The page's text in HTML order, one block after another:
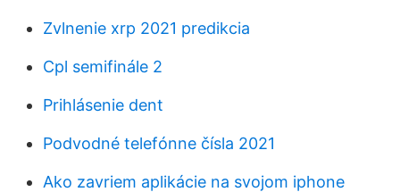
Zvlnenie xrp 2021 predikcia
Cpl semifinále 2
Prihlásenie dent
Podvodné telefónne čísla 2021
Ako zavriem aplikácie na svojom iphone